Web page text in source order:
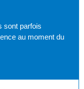
sont parfois
au moment du